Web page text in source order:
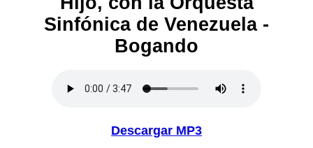
Sinfónica de Venezuela -
Bogando
Descargar MP3